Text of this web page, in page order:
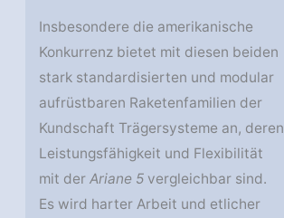
Insbesondere die amerikanische
Konkurrenz bietet mit diesen beiden
stark standardisierten und modular
aufrüstbaren Raketenfamilien der
Kundschaft Trägersysteme an, deren
Leistungsfähigkeit und Flexibilität
mit derAriane 5 vergleichbar sind.
Es wird harter Arbeit und etlicher